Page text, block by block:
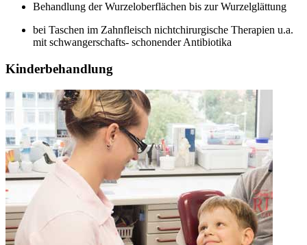
Behandlung der Wurzeloberflächen bis zur Wurzelglättung
bei Taschen im Zahnfleisch nichtchirurgische Therapien u.a.
mit schwangerschafts- schonender Antibiotika
Kinderbehandlung